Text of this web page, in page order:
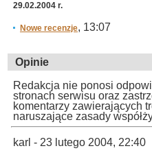
29.02.2004 r.
Nowe recenzje, 13:07
Opinie
Redakcja nie ponosi
stronach serwisu oraz
komentarzy zawierających
naruszające zasady
karl - 23 lutego 2004, 22:40